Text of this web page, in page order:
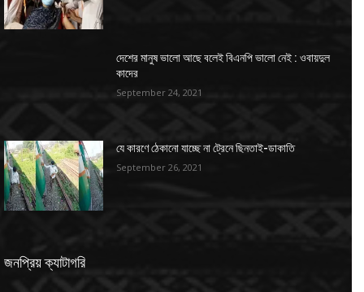
দেশের মানুষ ভালো আছে বলেই বিএনপি ভালো নেই : ওবায়দুল
কাদের
September 24, 2021
যে কারণে ঠেকানো যাচ্ছে না ট্রেনে ছিনতাই-ডাকাতি
September 26, 2021
জনপ্রিয় ক্যাটাগরি